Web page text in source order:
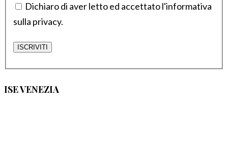
Dichiaro di aver letto ed accettato l'informativa
sulla privacy.
ISE VENEZIA